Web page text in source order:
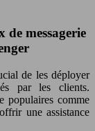
messagerie
de les déployer
par les clients.
populaires comme
une assistance